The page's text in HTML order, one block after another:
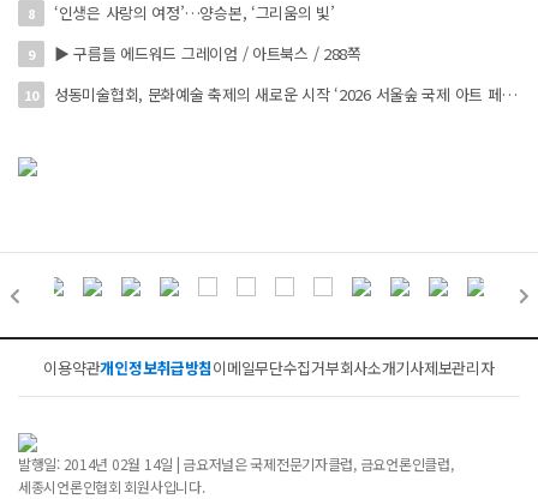
8 ‘인생은 사랑의 여정’…양승본, ‘그리움의 빛’
9 ▶ 구름들 에드워드 그레이엄 / 아트북스 / 288쪽
10 성동미술협회, 문화예술 축제의 새로운 시작 ‘2026 서울숲 국제 아트 페스타’ 개최
이용약관개인정보취급방침이메일무단수집거부회사소개기사제보관리자
발행일: 2014년 02월 14일 | 금요저널은 국제전문기자클럽, 금요언론인클럽,
세종시언론인협회 회원사입니다.